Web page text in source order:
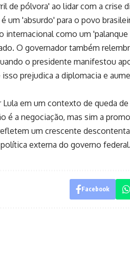
de pólvora' ao lidar com a crise
um 'absurdo' para o povo
internacional como um
O governador também
o presidente manifestou
prejudica a diplomacia e
em um contexto de queda
é a negociação, mas sim a
um crescente
externa do governo federal.
Facebook